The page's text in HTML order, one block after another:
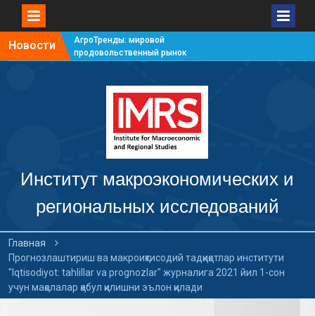
Новости
АгроТренды: мировой
продовольственный рынок
продовольственный рынок
АгроТренды: мировой
продовольственный рынок
АгроТренды: мировой
#4
Институт макроэкономических и
региональных исследований
Главная
Прогнозлаштириш ва макроиқтисодий тадқиқотлар институти
"Iqtisodiyot: tahlillar va prognozlar" журналига 2021 йил 1-сон
учун мақолалар қабул қилишни эълон қилади